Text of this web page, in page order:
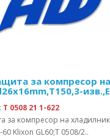
за компресор на
T 0508 21 1-622
за компресор на
Klixon GL60;T 0508/2..